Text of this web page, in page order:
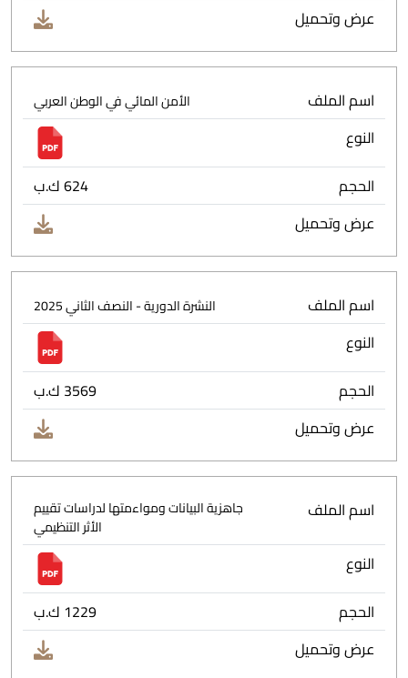
عرض وتحميل
اسم الملف الأمن المائي في الوطن العربي
النوع
الحجم
624 ك.ب
عرض وتحميل
اسم الملف النشرة الدورية - النصف الثاني 2025
النوع
الحجم
3569 ك.ب
عرض وتحميل
اسم الملف
جاهزية البيانات ومواءمتها لدراسات تقييم
الأثر التنظيمي
النوع
الحجم
1229 ك.ب
عرض وتحميل